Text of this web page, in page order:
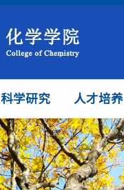
科学研究 人才培养